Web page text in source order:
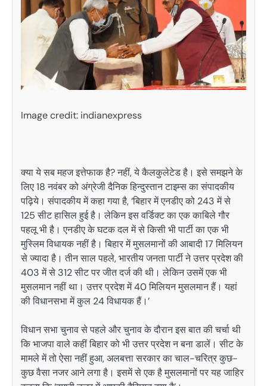
Image credit: indianexpress
क्या ये सब महज इत्तेफाक है? नहीं, ये कैलकुलेटेड है। इसे समझने के
लिए 18 नवंबर को अंग्रेजी दैनिक हिन्दुस्तान टाइम्स का संपादकीय
पढ़िये। संपादकीय में कहा गया है, ‘बिहार में एनडीए को 243 में से
125 सीट हासिल हुई है। लेकिन इस वर्डिक्ट का एक काबिले गौर
पहलू भी है। एनडीए के घटक दल में से किसी भी पार्टी का एक भी
मुस्लिम विधायक नहीं है। बिहार में मुसलमानों की आबादी 17 मिलियन
से ज्यादा है। तीन साल पहले, भारतीय जनता पार्टी ने उत्तर प्रदेश की
403 में से 312 सीट पर जीत दर्ज की थी। लेकिन उसमें एक भी
मुसलमान नहीं था। उत्तर प्रदेश में 40 मिलियन मुसलमान हैं। यहां
की विधानसभा में कुल 24 विधायक हैं।’
विधान सभा चुनाव से पहले और चुनाव के दौरान इस बात की चर्चा थी
कि भाजपा वाले कहीं बिहार को भी उत्तर प्रदेश न बना डालें। सीट के
मामले में तो ऐसा नहीं हुआ, अलबत्ता सरकार का चाल-चरित्र कुछ-
कुछ वैसा नजर आने लगा है। इसमें से एक है मुसलमानों पर यह जाहिर